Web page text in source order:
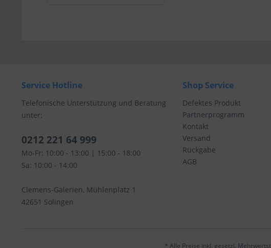
Service Hotline
Telefonische Unterstützung und Beratung
unter:
0212 221 64 999
Mo-Fr: 10:00 - 13:00 | 15:00 - 18:00
Sa: 10:00 - 14:00
Clemens-Galerien, Mühlenplatz 1
42651 Solingen
Shop Service
Defektes Produkt
Partnerprogramm
Kontakt
Versand
Rückgabe
AGB
* Alle Preise inkl. gesetzl.